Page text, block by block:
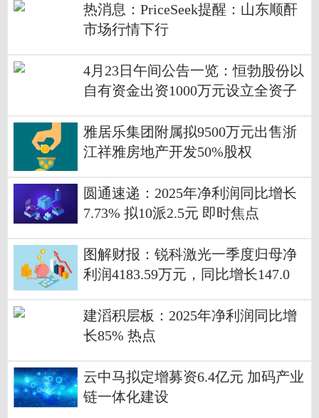
热消息：PriceSeek提醒：山东顺酐
市场行情下行
4月23日午间公告一览：恒勃股份以
自有资金出资1000万元设立全资子
前看点
雅居乐集团附属拟9500万元出售浙
江祥雅房地产开发50%股权
圆通速递：2025年净利润同比增长
7.73% 拟10派2.5元 即时焦点
图解财报：锐科激光一季度归母净
利润4183.59万元，同比增长147.0
建滔积层板：2025年净利润同比增
长85% 热点
云中马拟定增募资6.4亿元 加码产业
链一体化建设